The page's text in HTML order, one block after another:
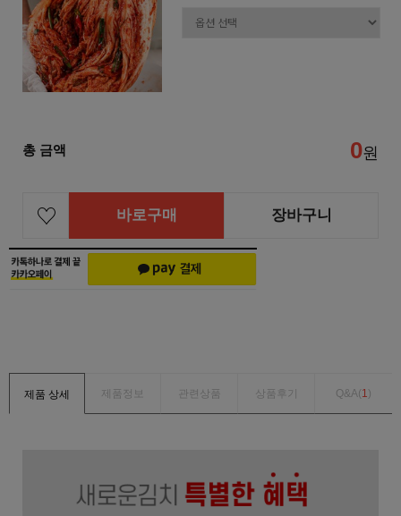
총 금액 0원
바로구매 장바구니
제품 상세 제품정보 관련상품 상품후기 Q&A(1 )